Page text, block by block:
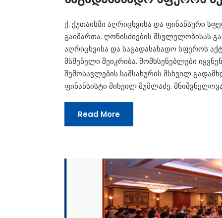
ქ. ქუთაისში აღრიცხვისა და ფინანსური
გაიმართა. ღონისძიების მსვლელობისას
აღრიცხვისა და საგადასახადო სფეროს
მსმენელი შეიკრიბა. მომხსენებლები
შემოსავლების სამსახურის მსხვილ
ფინანსისტი მიხეილ მუმლაძე.
Read More